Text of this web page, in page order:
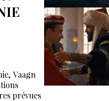
Vaagn
prévues